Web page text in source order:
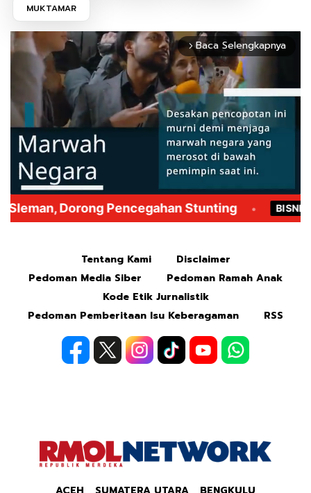
MUKTAMAR
arrow_forward_ios Baca Selengkapnya
Tentang Kami
Disclaimer
Pedoman Media Siber
Pedoman Ramah Anak
Kode Etik Jurnalistik
Pedoman Pemberitaan Isu Keberagaman
RSS